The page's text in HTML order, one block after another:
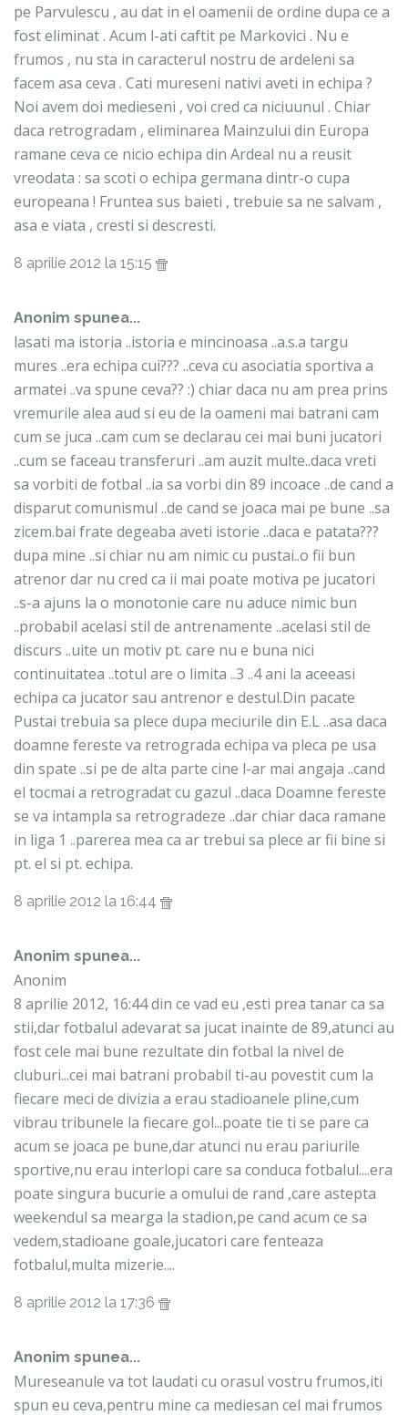
pe Parvulescu , au dat in el oamenii de ordine dupa ce a
fost eliminat . Acum l-ati caftit pe Markovici . Nu e
frumos , nu sta in caracterul nostru de ardeleni sa
facem asa ceva . Cati mureseni nativi aveti in echipa ?
Noi avem doi medieseni , voi cred ca niciuunul . Chiar
daca retrogradam , eliminarea Mainzului din Europa
ramane ceva ce nicio echipa din Ardeal nu a reusit
vreodata : sa scoti o echipa germana dintr-o cupa
europeana ! Fruntea sus baieti , trebuie sa ne salvam ,
asa e viata , cresti si descresti.
8 aprilie 2012 la 15:15
Anonim spunea...
lasati ma istoria ..istoria e mincinoasa ..a.s.a targu
mures ..era echipa cui??? ..ceva cu asociatia sportiva a
armatei ..va spune ceva?? :) chiar daca nu am prea prins
vremurile alea aud si eu de la oameni mai batrani cam
cum se juca ..cam cum se declarau cei mai buni jucatori
..cum se faceau transferuri ..am auzit multe..daca vreti
sa vorbiti de fotbal ..ia sa vorbi din 89 incoace ..de cand a
disparut comunismul ..de cand se joaca mai pe bune ..sa
zicem.bai frate degeaba aveti istorie ..daca e patata???
dupa mine ..si chiar nu am nimic cu pustai..o fii bun
atrenor dar nu cred ca ii mai poate motiva pe jucatori
..s-a ajuns la o monotonie care nu aduce nimic bun
..probabil acelasi stil de antrenamente ..acelasi stil de
discurs ..uite un motiv pt. care nu e buna nici
continuitatea ..totul are o limita ..3 ..4 ani la aceeasi
echipa ca jucator sau antrenor e destul.Din pacate
Pustai trebuia sa plece dupa meciurile din E.L ..asa daca
doamne fereste va retrograda echipa va pleca pe usa
din spate ..si pe de alta parte cine l-ar mai angaja ..cand
el tocmai a retrogradat cu gazul ..daca Doamne fereste
se va intampla sa retrogradeze ..dar chiar daca ramane
in liga 1 ..parerea mea ca ar trebui sa plece ar fii bine si
pt. el si pt. echipa.
8 aprilie 2012 la 16:44
Anonim spunea...
Anonim
8 aprilie 2012, 16:44 din ce vad eu ,esti prea tanar ca sa
stii,dar fotbalul adevarat sa jucat inainte de 89,atunci au
fost cele mai bune rezultate din fotbal la nivel de
cluburi...cei mai batrani probabil ti-au povestit cum la
fiecare meci de divizia a erau stadioanele pline,cum
vibrau tribunele la fiecare gol...poate tie ti se pare ca
acum se joaca pe bune,dar atunci nu erau pariurile
sportive,nu erau interlopi care sa conduca fotbalul....era
poate singura bucurie a omului de rand ,care astepta
weekendul sa mearga la stadion,pe cand acum ce sa
vedem,stadioane goale,jucatori care fenteaza
fotbalul,multa mizerie....
8 aprilie 2012 la 17:36
Anonim spunea...
Mureseanule va tot laudati cu orasul vostru frumos,iti
spun eu ceva,pentru mine ca mediesan cel mai frumos